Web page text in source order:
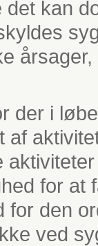
det kan
der i
af
for at
for den
ved